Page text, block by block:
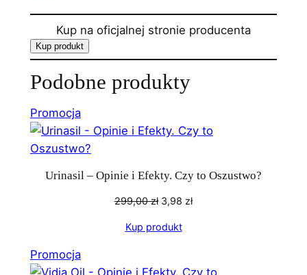
Kup na oficjalnej stronie producenta
Kup produkt
Podobne produkty
PromocjaProdukt
w
promocji
Urinasil – Opinie i Efekty. Czy to Oszustwo?
299,00zł Pierwotna
wynosiła:
3,98 złAktualna
Kup produkt
PromocjaProdukt
w